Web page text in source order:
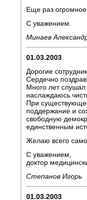
Еще раз
С уважением.
Минаев
01.03.2003
Дорогие
Сердечно
Много лет
наслаждаюсь
При
поддержание и
свободную
единственным
Желаю всего
С уважением,
доктор
Степанов Игорь
01.03.2003